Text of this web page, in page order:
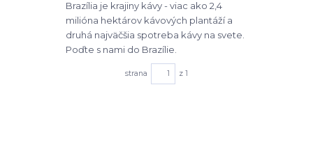
Brazília je krajiny kávy - viac ako 2,4
milióna hektárov kávových plantáží a
druhá najväčšia spotreba kávy na svete.
Poďte s nami do Brazílie.
strana z 1